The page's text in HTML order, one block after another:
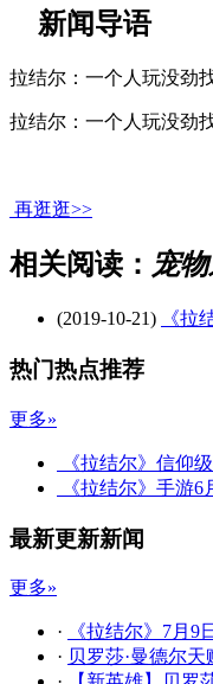
新闻导语
拉结尔：一个人玩没劲
拉结尔：一个人玩没劲
再逛逛>>
相关阅读： 宠
(2019-10-21) 《拉
热门热点推荐
更多»
《拉结尔》信仰
《拉结尔》手游
最新更新新闻
更多»
·
《拉结尔》7月9
· 贝罗莎·曼德尔